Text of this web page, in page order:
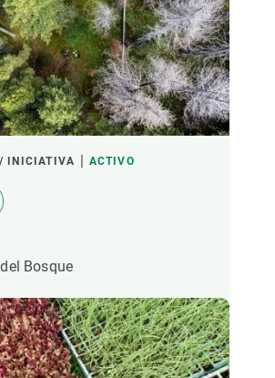
- ACTIVO INACTIVO
/ INICIATIVA ACTIVO
Bosque